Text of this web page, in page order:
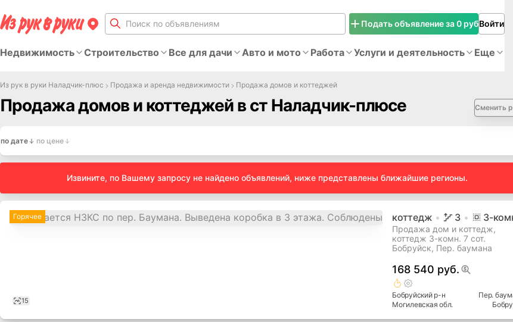
Подать объявление за 0 рубВойти
Недвижимость Строительство Все для дачи Авто и мото Работа Услуги и деятельность Еще
Из рук в руки Наладчик-плюс Продажа и аренда недвижимости Продажа домов и коттеджей
Продажа домов и коттеджей в ст Наладчик-плюсе Сменить
по дате по цене
Извините, по Вашему запросу не найдено объявлений, ниже представлены ближайшие регионы.
15
Горячее коттедж 3 3-
Продажа дом и коттедж,
коттедж 3-комн. 7 сот.
Бобруйск, Пер. баумана
168 540 руб.
Бобруйскийр-н
Могилевская обл.
Пер.